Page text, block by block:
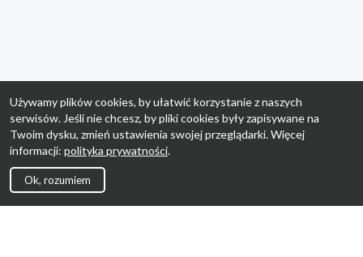
Używamy plików cookies, by ułatwić korzystanie z naszych
serwisów. Jeśli nie chcesz, by pliki cookies były zapisywane na
Twoim dysku, zmień ustawienia swojej przeglądarki. Więcej
informacji: polityka prywatności.
Ok, rozumiem